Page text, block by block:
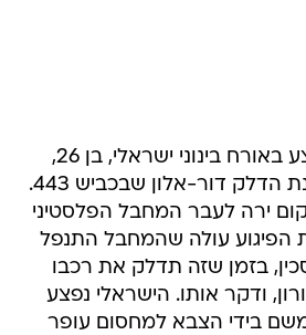
בינוני ישראלי, בן 26,
בתחנת הדלק דור-אלון שבכביש 443.
ירה לעבר המחבל הפלסטיני
הפיגוע עולה שהמחבל התנפל
בזמן שזה תדלק את רכבו
ודקר אותו. הישראלי נפצע
משם בידי הצבא למחסום עופר